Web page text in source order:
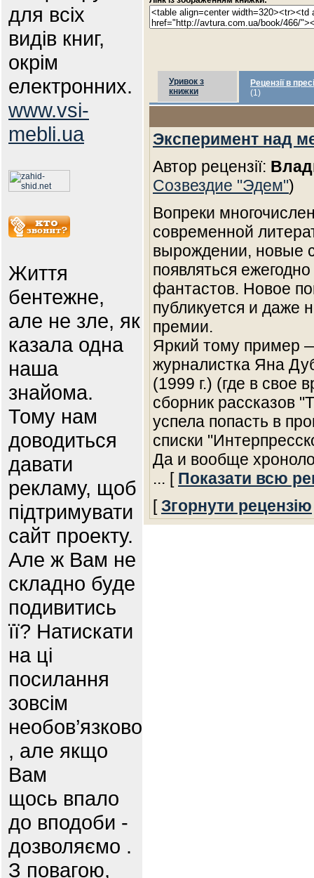
для всіх
видів книг,
окрім
електронних.
www.vsi-
mebli.ua
Життя
бентежне,
але не зле, як
казала одна
наша
знайома.
Тому нам
доводиться
давати
рекламу, щоб
підтримувати
сайт проекту.
Але ж Вам не
складно буде
подивитись
її? Натискати
на ці
посилання
зовсім
необов’язково
, але якщо
Вам
щось впало
до вподоби -
дозволяємо .
З повагою,
Уривок з
книжки
Рецензії в пресі
(1)
Эксперимент над
Автор рецензії:
Созвездие "Эдем")
Вопреки
современной
вырождении, новые
появляться
фантастов. Новое
публикуется и даже
премии.
Яркий тому пример
журналистка Яна
(1999 г.) (где в свое
сборник рассказов
успела попасть в
списки
Да и вообще
... [ Показати всю
[Згорнути рецензію